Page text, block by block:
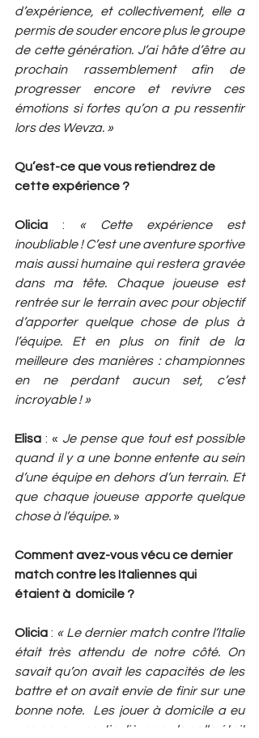
d’expérience, et collectivement, elle a
permis de souder encore plus le groupe
de cette génération. J’ai hâte d’être au
prochain rassemblement afin de
progresser encore et revivre ces
émotions si fortes qu’on a pu ressentir
lors des Wevza. »
Qu’est-ce que vous retiendrez de
cette expérience ?
Olicia : « Cette expérience est
inoubliable ! C’est une aventure sportive
mais aussi humaine qui restera gravée
dans ma tête. Chaque joueuse est
rentrée sur le terrain avec pour objectif
d’apporter quelque chose de plus à
l’équipe. Et en plus on finit de la
meilleure des manières : championnes
en ne perdant aucun set, c’est
incroyable ! »
Elisa : « Je pense que tout est possible
quand il y a une bonne entente au sein
d’une équipe en dehors d’un terrain. Et
que chaque joueuse apporte quelque
chose à l’équipe. »
Comment avez-vous vécu ce dernier
match contre les Italiennes qui
étaient à  domicile ?
Olicia : « Le dernier match contre l’Italie
était très attendu de notre côté. On
savait qu’on avait les capacités de les
battre et on avait envie de finir sur une
bonne note.  Les jouer à domicile a eu
une saveur particulière car la salle était